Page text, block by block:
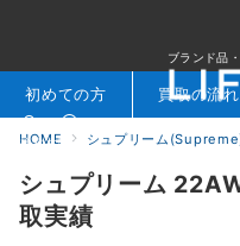
ブランド品
検索 お問合せ
初めての方 買取の流れ
HOME シュプリーム
シュプリーム
取実績